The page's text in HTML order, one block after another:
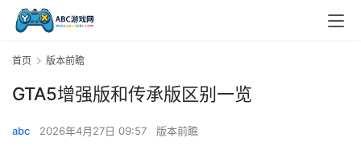
首页 版本前瞻
GTA5增强版和传承版区别一览
abc 2026年4月27日 09:57 版本前瞻